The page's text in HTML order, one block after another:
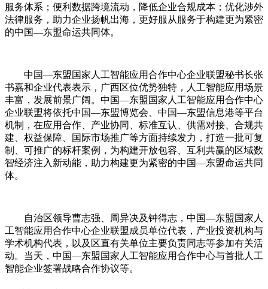
服务体系；便利数据跨境流动，降低企业合规成本；优化涉外
法律服务，助力企业扬帆出海，更好服从服务于构建更为紧密
的中国—东盟命运共同体。
中国—东盟国家人工智能应用合作中心企业联盟秘书长张
书嘉和企业代表表示，广西区位优势独特，人工智能应用场景
丰富，发展前景广阔。中国—东盟国家人工智能应用合作中心
企业联盟将依托中国—东盟博览会、中国—东盟信息港等平台
机制，在应用合作、产业协同、标准互认、供需对接、合规共
建、权益保障、国际市场推广等方面持续发力，打造一批可复
制、可推广的标杆案例，为构建开放包容、互利共赢的区域数
智经济注入新动能，助力构建更为紧密的中国—东盟命运共同
体。
自治区领导曹志强、周异决及钟得志，中国—东盟国家人
工智能应用合作中心企业联盟成员单位代表，产业投资机构与
学术机构代表，以及区直有关单位主要负责同志等参加有关活
动。当天，中国—东盟国家人工智能应用合作中心与首批人工
智能企业签署战略合作协议等。